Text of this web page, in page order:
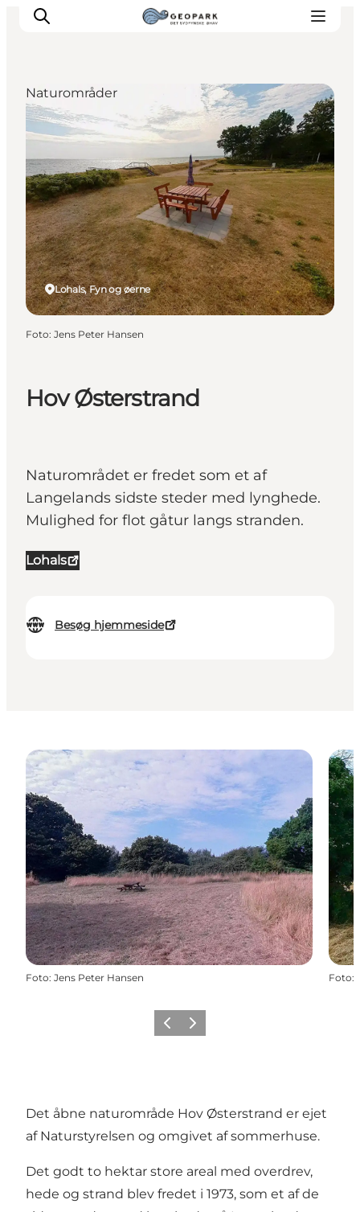
Hov Østerstrand
Naturområdet er fredet som et af
Langelands sidste steder med lynghede.
Mulighed for flot gåtur langs stranden.
Lohals
Besøg hjemmeside
Lohals, Fyn og øerne
Naturområder
Foto: Jens Peter Hansen
Foto: Jens Peter Hansen Foto:
ForrigeNæste
Det åbne naturområde Hov Østerstrand er ejet
af Naturstyrelsen og omgivet af sommerhuse.
Det godt to hektar store areal med overdrev,
hede og strand blev fredet i 1973, som et af de